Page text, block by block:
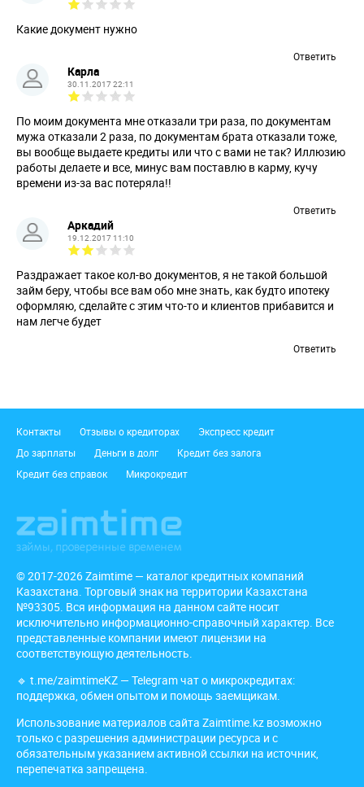
Какие документ нужно
Ответить
Карла
30.11.2017 22:11
По моим документа мне отказали три раза, по документам
мужа отказали 2 раза, по документам брата отказали тоже,
вы вообще выдаете кредиты или что с вами не так? Иллюзию
работы делаете и все, минус вам поставлю в карму, кучу
времени из-за вас потеряла!!
Ответить
Аркадий
19.12.2017 11:10
Раздражает такое кол-во документов, я не такой большой
займ беру, чтобы все вам обо мне знать, как будто ипотеку
оформляю, сделайте с этим что-то и клиентов прибавится и
нам легче будет
Ответить
Подвал
Контакты Отзывы о кредиторах
Экспресс кредит
До зарплаты
Деньги в долг
Кредит без залога
Кредит без справок
Микрокредит
© 2017-2026 Zaimtime — каталог кредитных компаний
Казахстана. Торговый знак на территории Казахстана
№93305. Вся информация на данном сайте носит
исключительно информационно-справочный характер. Все
представленные компании имеют лицензии на
соответствующую деятельность.
🔹 t.me/zaimtimeKZ — Telegram чат о микрокредитах:
поддержка, обмен опытом и помощь заемщикам.
Использование материалов сайта Zaimtime.kz возможно
только с разрешения администрации ресурса и с
обязательным указанием активной ссылки на источник,
перепечатка запрещена.